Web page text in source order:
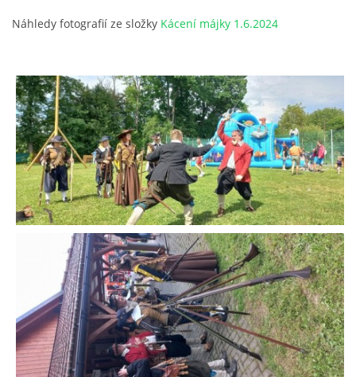
Náhledy fotografií ze složky Kácení májky 1.6.2024